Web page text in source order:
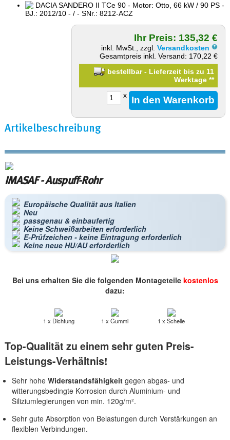
DACIA SANDERO II TCe 90 - Motor: Otto, 66 kW / 90 PS -
BJ.: 2012/10 - / - SNr.: 8212-ACZ
Ihr Preis: 135,32 €
inkl. MwSt., zzgl.Versandkosten
Gesamtpreis inkl. Versand: 170,22 €
bestellbar - Lieferzeit bis zu 11
Werktage**
x
Artikelbeschreibung
IMASAF - Auspuff-Rohr
Europäische Qualität aus Italien
Neu
passgenau & einbaufertig
Keine Schweißarbeiten erforderlich
E-Prüfzeichen - keine Eintragung erforderlich
Keine neue HU/AU erforderlich
Bei uns erhalten Sie die folgenden Montageteile kostenlos
dazu:
1 x Dichtung 1 x Gummi 1 x Schelle
Top-Qualität zu einem sehr guten Preis-
Leistungs-Verhältnis!
Sehr hohe Widerstandsfähigkeit gegen abgas- und
witterungsbedingte Korrosion durch Aluminium- und
Siliziumlegierungen von min. 120g/m².
Sehr gute Absorption von Belastungen durch Verstärkungen an
flexiblen Verbindungen.